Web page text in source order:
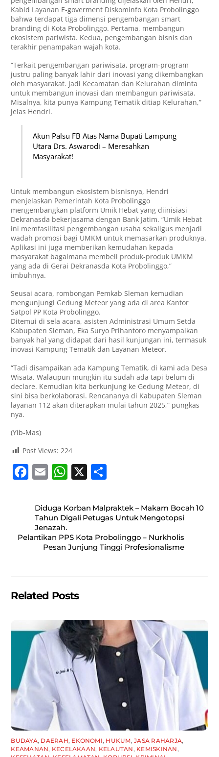
Kabid Layanan E-goverment Diskominfo Kota Probolinggo
bahwa terdapat tiga dimensi pengembangan smart
branding di Kota Probolinggo. Pertama, membangun
ekosistem pariwista. Kedua, pengembangan bisnis dan
terakhir penampakan wajah kota.
“Terkait pengembangan pariwisata, program-program
justru paling banyak lahir dari inovasi yang dikembangkan
oleh masyarakat. Jadi Kecamatan dan Kelurahan diminta
untuk membangun inovasi dan membangun pariwisata.
Misalnya, kita punya Kampung Tematik ditiap Kelurahan,”
jelas Hendri.
Akun Palsu FB Atas Nama Bupati Lampung
Utara Drs. Aswarodi – Meresahkan
Masyarakat!
Untuk membangun ekosistem bisnisnya, Hendri
menjelaskan Pemerintah Kota Probolinggo
mengembangkan platform Umik Hebat yang diinisiasi
Dekranasda bekerjasama dengan Bank Jatim. “Umik Hebat
ini memfasilitasi pengembangan usaha sekaligus menjadi
wadah promosi bagi UMKM untuk memasarkan produknya.
Aplikasi ini juga memberikan kemudahan kepada
masyarakat bagaimana membeli produk-produk UMKM
yang ada di Gerai Dekranasda Kota Probolinggo,”
imbuhnya.
Seusai acara, rombongan Pemkab Sleman kemudian
mengunjungi Gedung Meteor yang ada di area Kantor
Satpol PP Kota Probolinggo.
Ditemui di sela acara, asisten Administrasi Umum Setda
Kabupaten Sleman, Eka Suryo Prihantoro menyampaikan
banyak hal yang didapat dari hasil kunjungan ini, termasuk
inovasi Kampung Tematik dan Layanan Meteor.
“Tadi disampaikan ada Kampung Tematik, di kami ada Desa
Wisata. Walaupun mungkin itu sudah ada tapi belum di
declare. Kemudian kita berkunjung ke Gedung Meteor, di
sini bisa berkolaborasi. Rencananya di Kabupaten Sleman
layanan 112 akan diterapkan mulai tahun 2025,” pungkas
nya.
(Yib-Mas)
Post Views: 224
F
c
e
b
E
ai
l
W
at
s
A
p
X
ar
e
Diduga Korban Malpraktek – Makam Bocah 10
Tahun Digali Petugas Untuk Mengotopsi
Jenazah.
Pelantikan PPS Kota Probolinggo – Nurkholis
Pesan Junjung Tinggi Profesionalisme
Related Posts
BUDAYA, DAERAH, EKONOMI, HUKUM,JASA RAHARJA,
KEAMANAN, KECELAKAAN, KELAUTAN , KEMISKINAN ,